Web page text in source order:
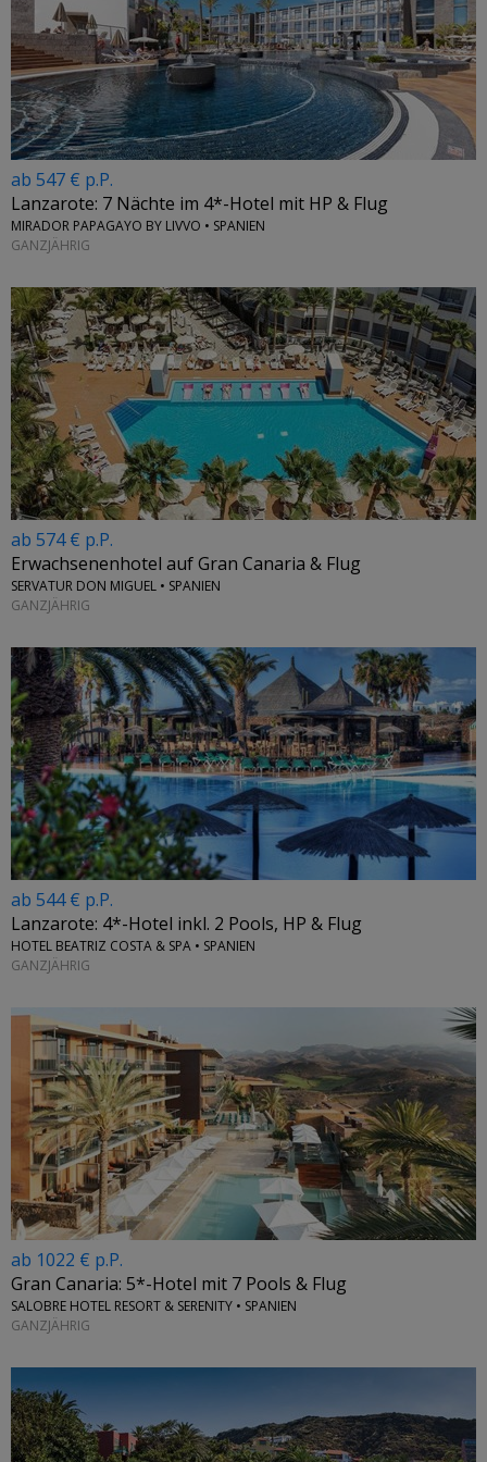
ab 547 € p.P.
Lanzarote: 7 Nächte im 4*-Hotel mit HP & Flug
MIRADOR PAPAGAYO BY LIVVO • SPANIEN
GANZJÄHRIG
ab 574 € p.P.
Erwachsenenhotel auf Gran Canaria & Flug
SERVATUR DON MIGUEL • SPANIEN
GANZJÄHRIG
ab 544 € p.P.
Lanzarote: 4*-Hotel inkl. 2 Pools, HP & Flug
HOTEL BEATRIZ COSTA & SPA • SPANIEN
GANZJÄHRIG
ab 1022 € p.P.
Gran Canaria: 5*-Hotel mit 7 Pools & Flug
SALOBRE HOTEL RESORT & SERENITY • SPANIEN
GANZJÄHRIG